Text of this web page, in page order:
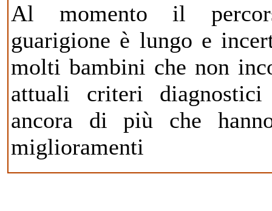
Al momento il
guarigione è lungo e
molti bambini che non
attuali criteri
ancora di più che
miglioramenti